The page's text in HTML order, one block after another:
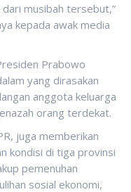
musibah tersebut,”
kepada awak media
Prabowo
yang dirasakan
anggota keluarga
orang terdekat.
juga memberikan
kondisi di tiga provinsi
pemenuhan
sosial ekonomi,